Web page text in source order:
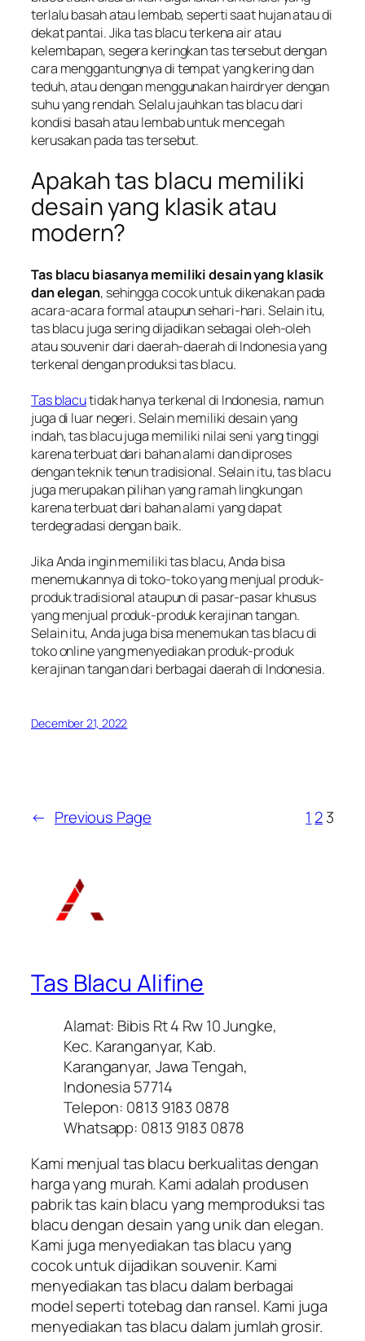
terlalu basah atau lembab, seperti saat hujan atau di
dekat pantai. Jika tas blacu terkena air atau
kelembapan, segera keringkan tas tersebut dengan
cara menggantungnya di tempat yang kering dan
teduh, atau dengan menggunakan hairdryer dengan
suhu yang rendah. Selalu jauhkan tas blacu dari
kondisi basah atau lembab untuk mencegah
kerusakan pada tas tersebut.
Apakah tas blacu memiliki
desain yang klasik atau
modern?
Tas blacu biasanya memiliki desain yang klasik
dan elegan, sehingga cocok untuk dikenakan pada
acara-acara formal ataupun sehari-hari. Selain itu,
tas blacu juga sering dijadikan sebagai oleh-oleh
atau souvenir dari daerah-daerah di Indonesia yang
terkenal dengan produksi tas blacu.
Tas blacutidak hanya terkenal di Indonesia, namun
juga di luar negeri. Selain memiliki desain yang
indah, tas blacu juga memiliki nilai seni yang tinggi
karena terbuat dari bahan alami dan diproses
dengan teknik tenun tradisional. Selain itu, tas blacu
juga merupakan pilihan yang ramah lingkungan
karena terbuat dari bahan alami yang dapat
terdegradasi dengan baik.
Jika Anda ingin memiliki tas blacu, Anda bisa
menemukannya di toko-toko yang menjual produk-
produk tradisional ataupun di pasar-pasar khusus
yang menjual produk-produk kerajinan tangan.
Selain itu, Anda juga bisa menemukan tas blacu di
toko online yang menyediakan produk-produk
kerajinan tangan dari berbagai daerah di Indonesia.
December 21, 2022
← Previous Page 1 23
Tas Blacu Alifine
Alamat: Bibis Rt 4 Rw 10 Jungke,
Kec. Karanganyar, Kab.
Karanganyar, Jawa Tengah,
Indonesia 57714
Telepon: 0813 9183 0878
Whatsapp: 0813 9183 0878
Kami menjual tas blacu berkualitas dengan
harga yang murah. Kami adalah produsen
pabrik tas kain blacu yang memproduksi tas
blacu dengan desain yang unik dan elegan.
Kami juga menyediakan tas blacu yang
cocok untuk dijadikan souvenir. Kami
menyediakan tas blacu dalam berbagai
model seperti totebag dan ransel. Kami juga
menyediakan tas blacu dalam jumlah grosir.